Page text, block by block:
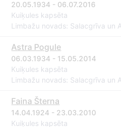
20.05.1934 - 06.07.2016
Kuiķules kapsēta
Limbažu novads: Salacgrīva un
Astra Pogule
06.03.1934 - 15.05.2014
Kuiķules kapsēta
Limbažu novads: Salacgrīva un
Faina Šterna
14.04.1924 - 23.03.2010
Kuiķules kapsēta